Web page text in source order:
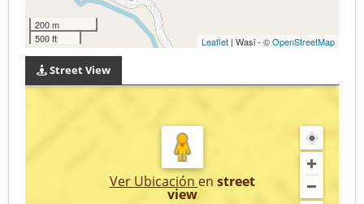
200 m
500 ft
Leaflet | Wasi - ©OpenStreetMap
Street View
Ver Ubicación en street
view